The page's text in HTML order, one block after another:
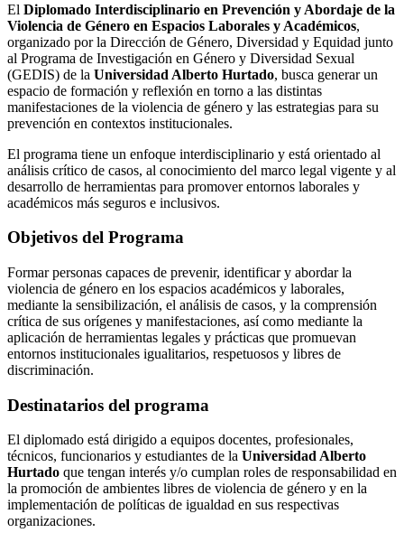
El Diplomado Interdisciplinario en Prevención y Abordaje de la
Violencia de Género en Espacios Laborales y Académicos,
organizado por la Dirección de Género, Diversidad y Equidad junto
al Programa de Investigación en Género y Diversidad Sexual
(GEDIS) de la Universidad Alberto Hurtado, busca generar un
espacio de formación y reflexión en torno a las distintas
manifestaciones de la violencia de género y las estrategias para su
prevención en contextos institucionales.
El programa tiene un enfoque interdisciplinario y está orientado al
análisis crítico de casos, al conocimiento del marco legal vigente y al
desarrollo de herramientas para promover entornos laborales y
académicos más seguros e inclusivos.
Objetivos del Programa
Formar personas capaces de prevenir, identificar y abordar la
violencia de género en los espacios académicos y laborales,
mediante la sensibilización, el análisis de casos, y la comprensión
crítica de sus orígenes y manifestaciones, así como mediante la
aplicación de herramientas legales y prácticas que promuevan
entornos institucionales igualitarios, respetuosos y libres de
discriminación.
Destinatarios del programa
El diplomado está dirigido a equipos docentes, profesionales,
técnicos, funcionarios y estudiantes de la Universidad Alberto
Hurtado que tengan interés y/o cumplan roles de responsabilidad en
la promoción de ambientes libres de violencia de género y en la
implementación de políticas de igualdad en sus respectivas
organizaciones.